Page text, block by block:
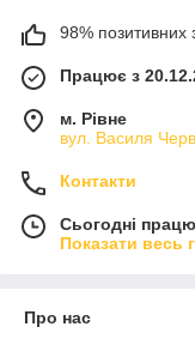
98% позитивних
Працює з
м. Рівне
вул. Василя
Контакти
Сьогодні
Показати весь
Про нас